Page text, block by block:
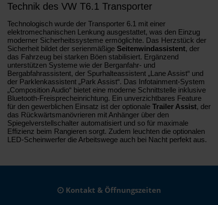
Technik des VW T6.1 Transporter
Technologisch wurde der Transporter 6.1 mit einer
elektromechanischen Lenkung ausgestattet, was den Einzug
moderner Sicherheitssysteme ermöglichte. Das Herzstück der
Sicherheit bildet der serienmäßige Seitenwindassistent, der
das Fahrzeug bei starken Böen stabilisiert. Ergänzend
unterstützen Systeme wie der Berganfahr- und
Bergabfahrassistent, der Spurhalteassistent „Lane Assist“ und
der Parklenkassistent „Park Assist“. Das Infotainment-System
„Composition Audio“ bietet eine moderne Schnittstelle inklusive
Bluetooth-Freisprecheinrichtung. Ein unverzichtbares Feature
für den gewerblichen Einsatz ist der optionale Trailer Assist, der
das Rückwärtsmanövrieren mit Anhänger über den
Spiegelverstellschalter automatisiert und so für maximale
Effizienz beim Rangieren sorgt. Zudem leuchten die optionalen
LED-Scheinwerfer die Arbeitswege auch bei Nacht perfekt aus.
Kontakt & Öffnungszeiten